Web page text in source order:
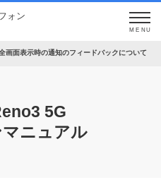
ォン
MENU
画面表示時の通知のフィードバックについて
5G
ニュアル